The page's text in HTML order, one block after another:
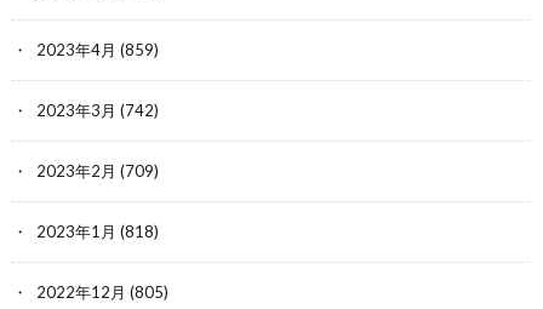
2023年4月 (859)
2023年3月 (742)
2023年2月 (709)
2023年1月 (818)
2022年12月 (805)